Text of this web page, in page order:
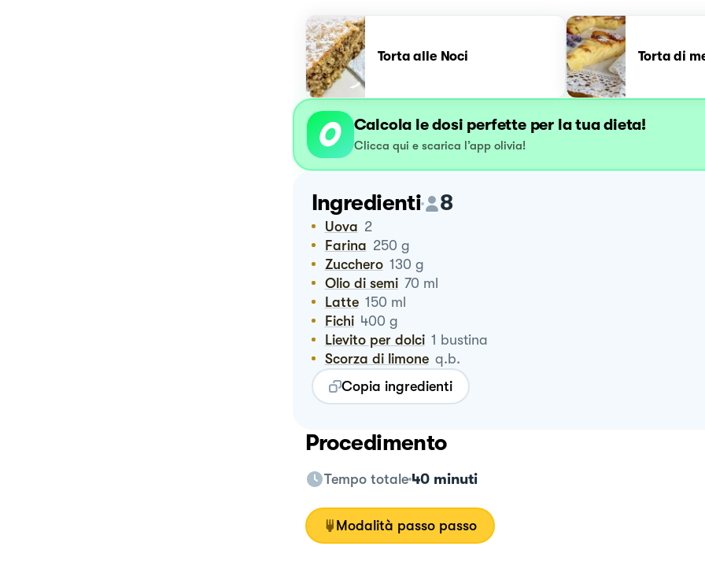
Torta alle Noci Torta di
Calcola le dosi perfette per la tua dieta!
Clicca qui e scarica l’app olivia!
Ingredienti 8
Uova 2
Farina 250 g
Zucchero 130 g
Olio di semi 70 ml
Latte 150 ml
Fichi 400 g
Lievito per dolci 1 bustina
Scorza di limone q.b.
Copia ingredienti
Procedimento
Tempo totale 40 minuti
Modalità passo passo